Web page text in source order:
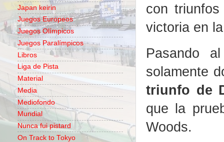
con
victoria en
Pasando
solamente
triunfo de
que la
Woods.
Japan keirin
Juegos Europeos
Juegos Olímpicos
Juegos Paralímpicos
Libros
Liga de Pista
Material
Media
Mediofondo
Mundial
Nunca fui pistard
On Track to Tokyo